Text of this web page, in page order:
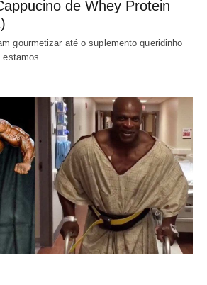
de Whey Protein
gourmetizar até o suplemento queridinho